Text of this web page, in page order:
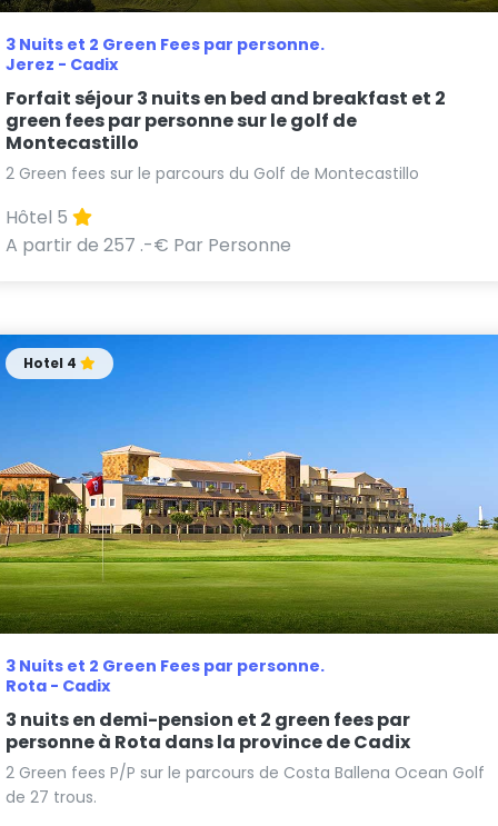
3 Nuits et 2 Green Fees par personne.
Jerez - Cadix
Forfait séjour 3 nuits en bed and breakfast et 2
green fees par personne sur le golf de
Montecastillo
2 Green fees sur le parcours du Golf de Montecastillo
Hôtel 5
A partir de 257 .-€ Par Personne
3 Nuits et 2 Green Fees par personne.
Rota - Cadix
Hotel 4
3 nuits en demi-pension et 2 green fees par
personne à Rota dans la province de Cadix
2 Green fees P/P sur le parcours de Costa Ballena Ocean Golf
de 27 trous.